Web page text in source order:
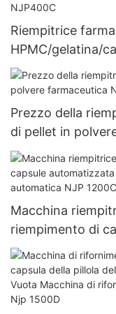
Riempitrice
HPMC/gelatina/
Prezzo della
di pellet in
Macchina
riempimento di
farmaceutica
1200C